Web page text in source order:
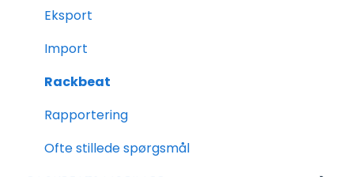
Generel Opsætning
Tillægsmoduler
Salg
Varer
Indkøb
Eksport
Import
Rackbeat
Rapportering
Ofte stillede spørgsmål